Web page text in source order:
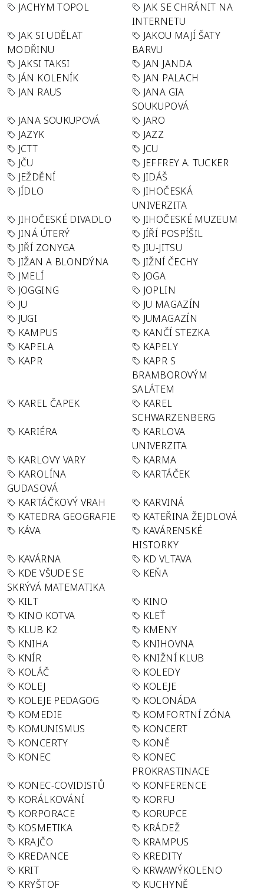
JACHYM TOPOL
JAK SE CHRÁNIT NA
INTERNETU
JAK SI UDĚLAT
MODŘINU
JAKOU MAJÍ ŠATY
BARVU
JAKSI TAKSI
JAN JANDA
JÁN KOLENÍK
JAN PALACH
JAN RAUS
JANA GIA
SOUKUPOVÁ
JANA SOUKUPOVÁ
JARO
JAZYK
JAZZ
JCTT
JCU
JČU
JEFFREY A. TUCKER
JEŽDĚNÍ
JIDÁŠ
JÍDLO
JIHOČESKÁ
UNIVERZITA
JIHOČESKÉ DIVADLO
JIHOČESKÉ MUZEUM
JINÁ ÚTERÝ
JÍŘÍ POSPÍŠIL
JIŘÍ ZONYGA
JIU-JITSU
JIŽAN A BLONDÝNA
JIŽNÍ ČECHY
JMELÍ
JOGA
JOGGING
JOPLIN
JU
JU MAGAZÍN
JUGI
JUMAGAZÍN
KAMPUS
KANČÍ STEZKA
KAPELA
KAPELY
KAPR
KAPR S
BRAMBOROVÝM
SALÁTEM
KAREL ČAPEK
KAREL
SCHWARZENBERG
KARIÉRA
KARLOVA
UNIVERZITA
KARLOVY VARY
KARMA
KAROLÍNA
GUDASOVÁ
KARTÁČEK
KARTÁČKOVÝ VRAH
KARVINÁ
KATEDRA GEOGRAFIE
KATEŘINA ŽEJDLOVÁ
KÁVA
KAVÁRENSKÉ
HISTORKY
KAVÁRNA
KD VLTAVA
KDE VŠUDE SE
SKRÝVÁ MATEMATIKA
KEŇA
KILT
KINO
KINO KOTVA
KLEŤ
KLUB K2
KMENY
KNIHA
KNIHOVNA
KNÍR
KNIŽNÍ KLUB
KOLÁČ
KOLEDY
KOLEJ
KOLEJE
KOLEJE PEDAGOG
KOLONÁDA
KOMEDIE
KOMFORTNÍ ZÓNA
KOMUNISMUS
KONCERT
KONCERTY
KONĚ
KONEC
KONEC
PROKRASTINACE
KONEC-COVIDISTŮ
KONFERENCE
KORÁLKOVÁNÍ
KORFU
KORPORACE
KORUPCE
KOSMETIKA
KRÁDEŽ
KRAJČO
KRAMPUS
KREDANCE
KREDITY
KRIT
KRWAWÝKOLENO
KRYŠTOF
KUCHYNĚ